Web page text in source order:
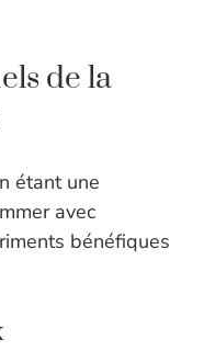
de la
étant une
avec
bénéfiques